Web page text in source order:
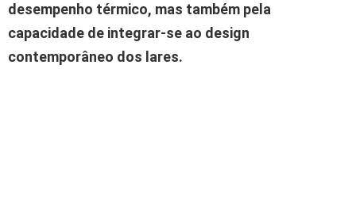
desempenho térmico, mas também pela
capacidade de integrar-se ao design
contemporâneo dos lares.